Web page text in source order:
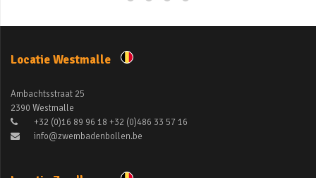
Locatie Westmalle
Ambachtsstraat 25
2390 Westmalle
+32 (0)16 89 96 18 +32 (0)486 33 57 16
info@zwembadenbollen.be